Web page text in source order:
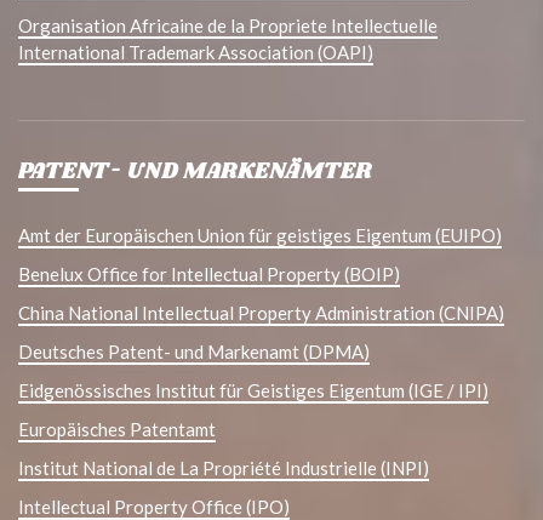
Organisation Africaine de la Propriete Intellectuelle
International Trademark Association (OAPI)
PATENT- UND MARKENÄMTER
Amt der Europäischen Union für geistiges Eigentum (EUIPO)
Benelux Office for Intellectual Property (BOIP)
China National Intellectual Property Administration (CNIPA)
Deutsches Patent- und Markenamt (DPMA)
Eidgenössisches Institut für Geistiges Eigentum (IGE / IPI)
Europäisches Patentamt
Institut National de La Propriété Industrielle (INPI)
Intellectual Property Office (IPO)